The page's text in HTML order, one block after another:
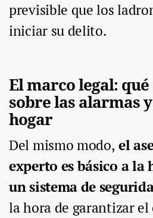
previsible que los
iniciar su delito.
El marco legal:
sobre las alarmas
hogar
Del mismo modo, el
experto es básico a
un sistema de
la hora de garantizar